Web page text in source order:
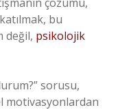
bu
değil, psikolojik
sorusu,
motivasyonlardan